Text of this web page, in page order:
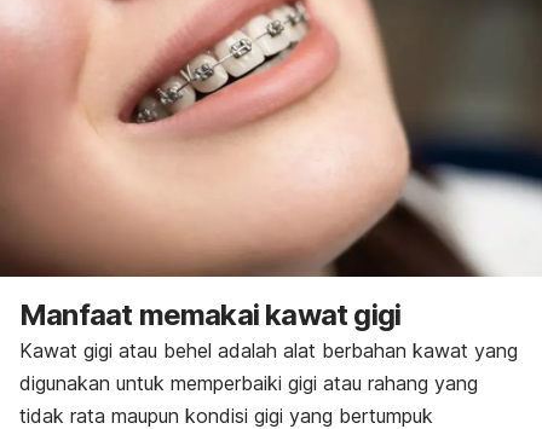
Manfaat memakai kawat gigi
Kawat gigi atau behel adalah alat berbahan kawat yang
digunakan untuk memperbaiki gigi atau rahang yang
tidak rata maupun kondisi gigi yang bertumpuk